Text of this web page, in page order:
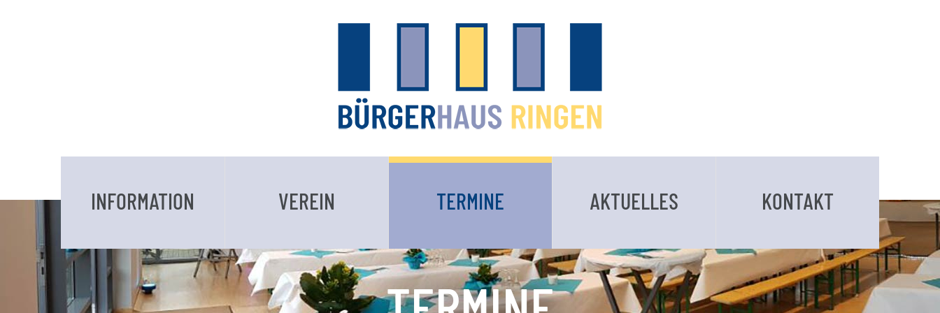
INFORMATION
DATEN UND FAKTEN
VEREIN
VORSTAND
TERMINE AKTUELLES KONTAKT
BUCHUNGSANFRAGE